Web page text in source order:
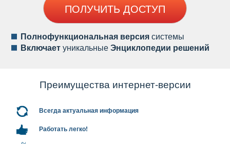
ПОЛУЧИТЬ ДОСТУП
Полнофункциональная версиясистемы
ключаетуникальныеЭнциклопедии решений
Преимущества интернет-версии
сегда актуальная информация
Работать легко!